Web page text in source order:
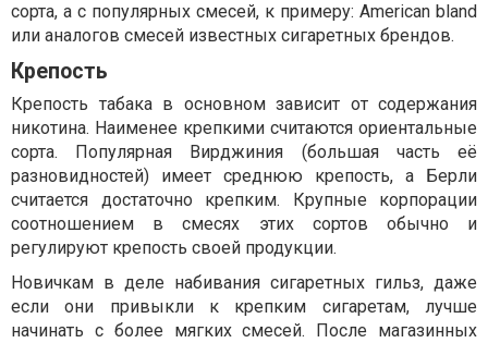
сорта, а с популярных смесей, к примеру: American bland
или аналогов смесей известных сигаретных брендов.
Крепость
Крепость табака в основном зависит от содержания
никотина. Наименее крепкими считаются ориентальные
сорта. Популярная Вирджиния (большая часть её
разновидностей) имеет среднюю крепость, а Берли
считается достаточно крепким. Крупные корпорации
соотношением в смесях этих сортов обычно и
регулируют крепость своей продукции.
Новичкам в деле набивания сигаретных гильз, даже
если они привыкли к крепким сигаретам, лучше
начинать с более мягких смесей. После магазинных